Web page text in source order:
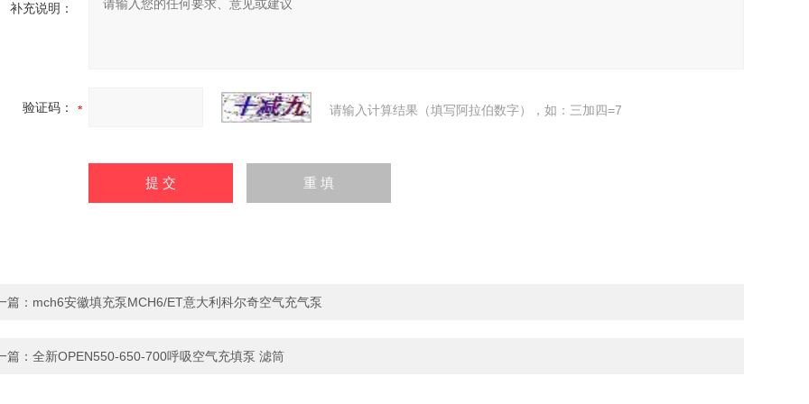
补充说明：
验证码： 请输入计算结果（填写阿拉伯数字），如：三加四=7
篇： mch6安徽填充泵MCH6/ET意大利科尔奇空气充气泵
篇： 全新OPEN550-650-700呼吸空气充填泵 滤筒